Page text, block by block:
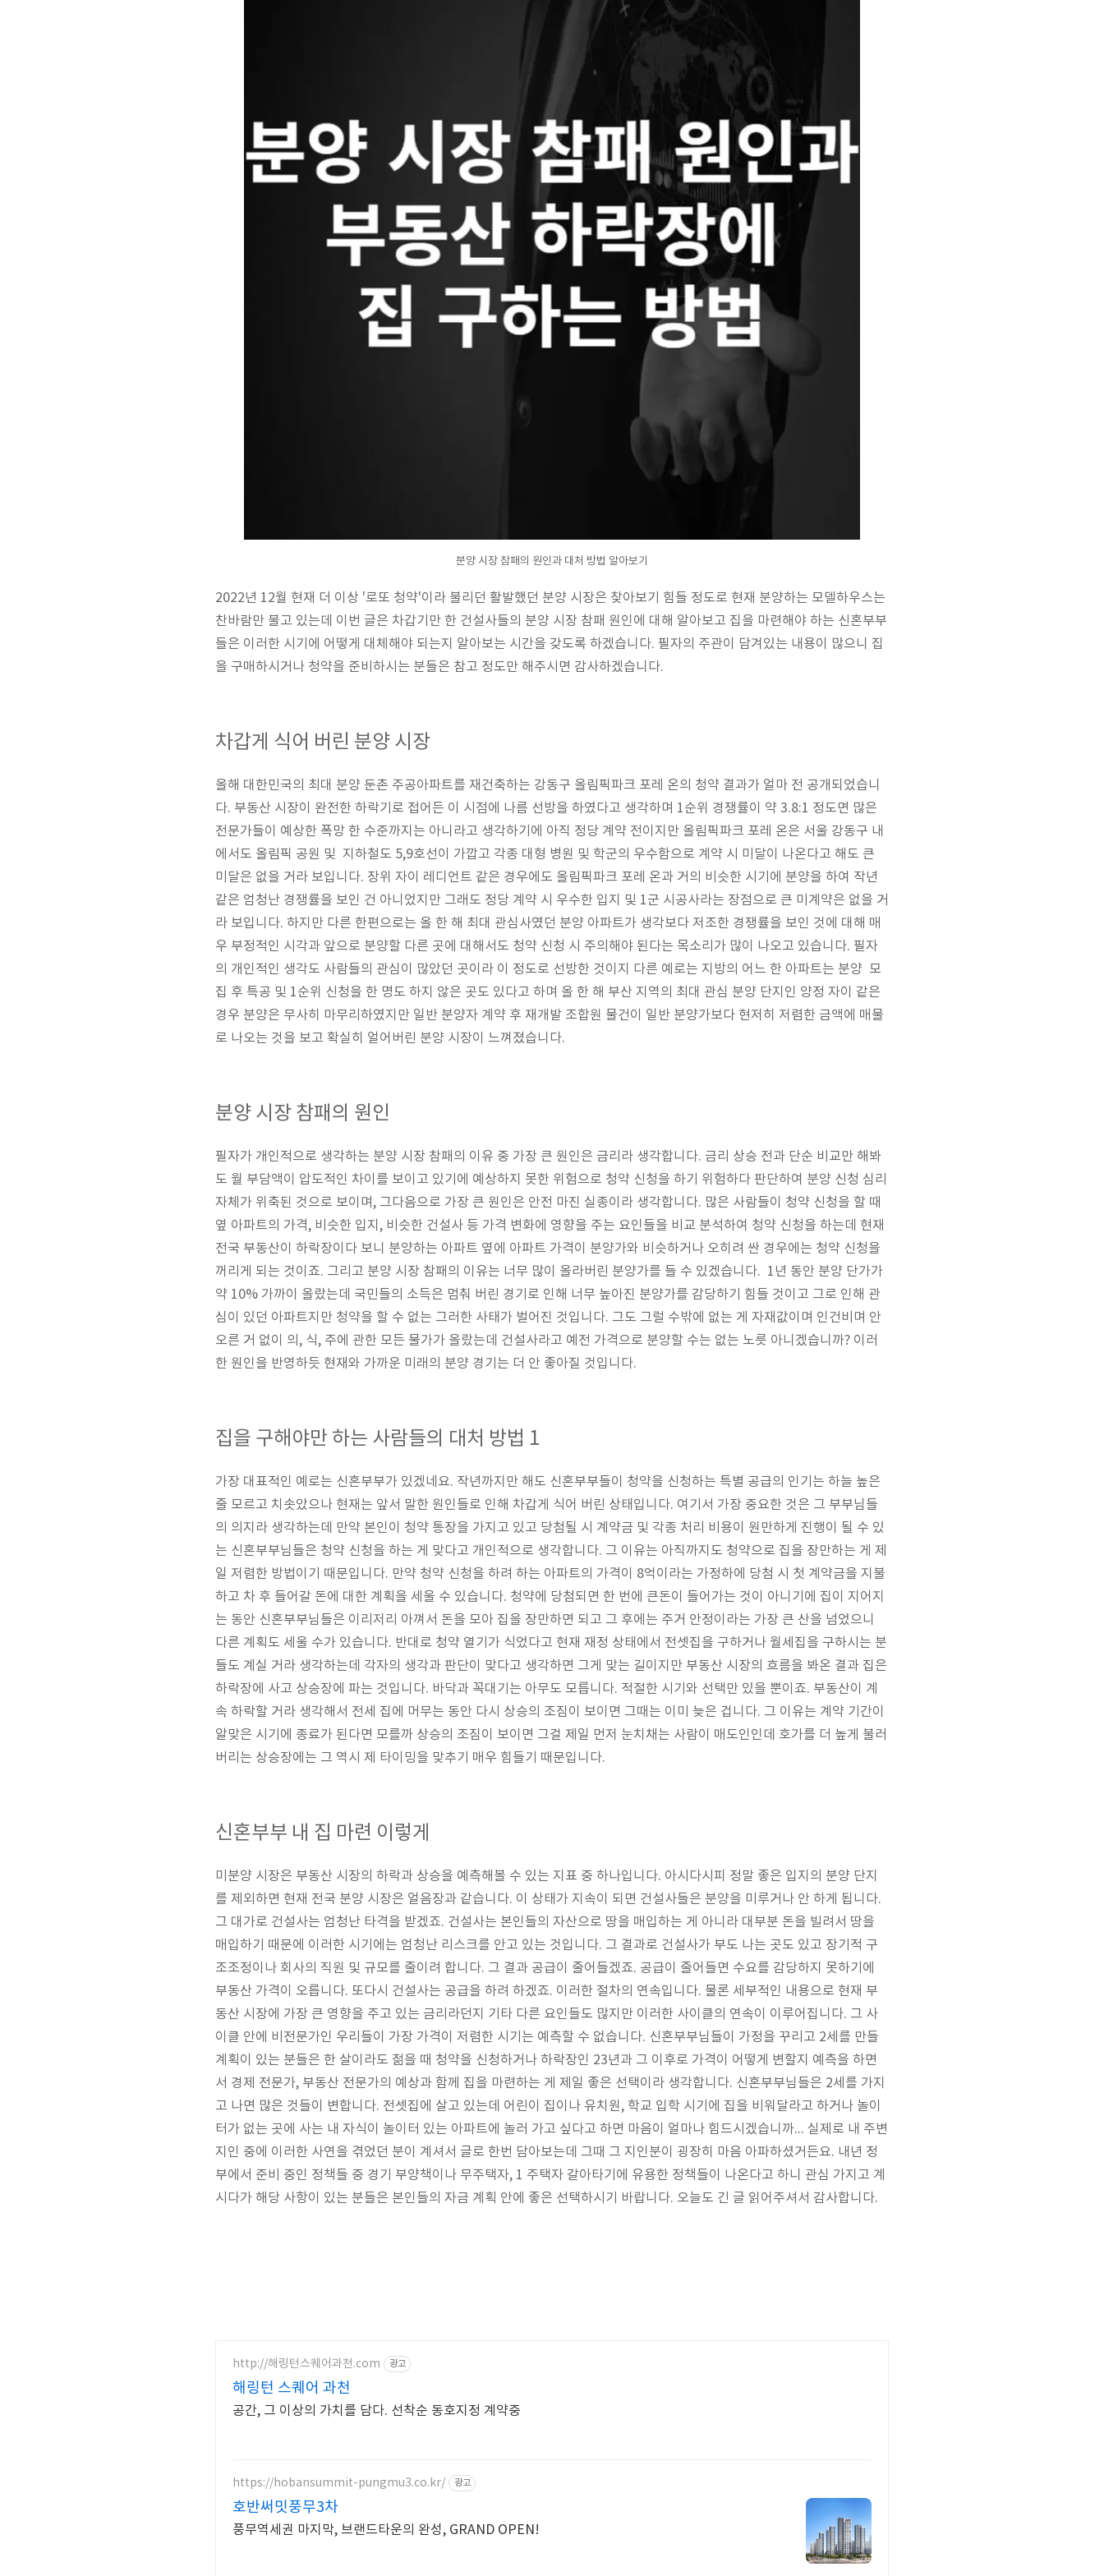
분양 시장 참패의 원인과 대처 방법 알아보기
2022년 12월 현재 더 이상 '로또 청약'이라 불리던 활발했던 분양 시장은 찾아보기 힘들 정도로 현재 분양하는 모델하우스는
찬바람만 불고 있는데 이번 글은 차갑기만 한 건설사들의 분양 시장 참패 원인에 대해 알아보고 집을 마련해야 하는 신혼부부
들은 이러한 시기에 어떻게 대체해야 되는지 알아보는 시간을 갖도록 하겠습니다. 필자의 주관이 담겨있는 내용이 많으니 집
을 구매하시거나 청약을 준비하시는 분들은 참고 정도만 해주시면 감사하겠습니다.
차갑게 식어 버린 분양 시장
올해 대한민국의 최대 분양 둔촌 주공아파트를 재건축하는 강동구 올림픽파크 포레 온의 청약 결과가 얼마 전 공개되었습니
다. 부동산 시장이 완전한 하락기로 접어든 이 시점에 나름 선방을 하였다고 생각하며 1순위 경쟁률이 약 3.8:1 정도면 많은
전문가들이 예상한 폭망 한 수준까지는 아니라고 생각하기에 아직 정당 계약 전이지만 올림픽파크 포레 온은 서울 강동구 내
에서도 올림픽 공원 및 지하철도 5,9호선이 가깝고 각종 대형 병원 및 학군의 우수함으로 계약 시 미달이 나온다고 해도 큰
미달은 없을 거라 보입니다. 장위 자이 레디언트 같은 경우에도 올림픽파크 포레 온과 거의 비슷한 시기에 분양을 하여 작년
같은 엄청난 경쟁률을 보인 건 아니었지만 그래도 정당 계약 시 우수한 입지 및 1군 시공사라는 장점으로 큰 미계약은 없을 거
라 보입니다. 하지만 다른 한편으로는 올 한 해 최대 관심사였던 분양 아파트가 생각보다 저조한 경쟁률을 보인 것에 대해 매
우 부정적인 시각과 앞으로 분양할 다른 곳에 대해서도 청약 신청 시 주의해야 된다는 목소리가 많이 나오고 있습니다. 필자
의 개인적인 생각도 사람들의 관심이 많았던 곳이라 이 정도로 선방한 것이지 다른 예로는 지방의 어느 한 아파트는 분양 모
집 후 특공 및 1순위 신청을 한 명도 하지 않은 곳도 있다고 하며 올 한 해 부산 지역의 최대 관심 분양 단지인 양정 자이 같은
경우 분양은 무사히 마무리하였지만 일반 분양자 계약 후 재개발 조합원 물건이 일반 분양가보다 현저히 저렴한 금액에 매물
로 나오는 것을 보고 확실히 얼어버린 분양 시장이 느껴졌습니다.
분양 시장 참패의 원인
필자가 개인적으로 생각하는 분양 시장 참패의 이유 중 가장 큰 원인은 금리라 생각합니다. 금리 상승 전과 단순 비교만 해봐
도 월 부담액이 압도적인 차이를 보이고 있기에 예상하지 못한 위험으로 청약 신청을 하기 위험하다 판단하여 분양 신청 심리
자체가 위축된 것으로 보이며, 그다음으로 가장 큰 원인은 안전 마진 실종이라 생각합니다. 많은 사람들이 청약 신청을 할 때
옆 아파트의 가격, 비슷한 입지, 비슷한 건설사 등 가격 변화에 영향을 주는 요인들을 비교 분석하여 청약 신청을 하는데 현재
전국 부동산이 하락장이다 보니 분양하는 아파트 옆에 아파트 가격이 분양가와 비슷하거나 오히려 싼 경우에는 청약 신청을
꺼리게 되는 것이죠. 그리고 분양 시장 참패의 이유는 너무 많이 올라버린 분양가를 들 수 있겠습니다. 1년 동안 분양 단가가
약 10% 가까이 올랐는데 국민들의 소득은 멈춰 버린 경기로 인해 너무 높아진 분양가를 감당하기 힘들 것이고 그로 인해 관
심이 있던 아파트지만 청약을 할 수 없는 그러한 사태가 벌어진 것입니다. 그도 그럴 수밖에 없는 게 자재값이며 인건비며 안
오른 거 없이 의, 식, 주에 관한 모든 물가가 올랐는데 건설사라고 예전 가격으로 분양할 수는 없는 노릇 아니겠습니까? 이러
한 원인을 반영하듯 현재와 가까운 미래의 분양 경기는 더 안 좋아질 것입니다.
집을 구해야만 하는 사람들의 대처 방법 1
가장 대표적인 예로는 신혼부부가 있겠네요. 작년까지만 해도 신혼부부들이 청약을 신청하는 특별 공급의 인기는 하늘 높은
줄 모르고 치솟았으나 현재는 앞서 말한 원인들로 인해 차갑게 식어 버린 상태입니다. 여기서 가장 중요한 것은 그 부부님들
의 의지라 생각하는데 만약 본인이 청약 통장을 가지고 있고 당첨될 시 계약금 및 각종 처리 비용이 원만하게 진행이 될 수 있
는 신혼부부님들은 청약 신청을 하는 게 맞다고 개인적으로 생각합니다. 그 이유는 아직까지도 청약으로 집을 장만하는 게 제
일 저렴한 방법이기 때문입니다. 만약 청약 신청을 하려 하는 아파트의 가격이 8억이라는 가정하에 당첨 시 첫 계약금을 지불
하고 차 후 들어갈 돈에 대한 계획을 세울 수 있습니다. 청약에 당첨되면 한 번에 큰돈이 들어가는 것이 아니기에 집이 지어지
는 동안 신혼부부님들은 이리저리 아껴서 돈을 모아 집을 장만하면 되고 그 후에는 주거 안정이라는 가장 큰 산을 넘었으니
다른 계획도 세울 수가 있습니다. 반대로 청약 열기가 식었다고 현재 재정 상태에서 전셋집을 구하거나 월세집을 구하시는 분
들도 계실 거라 생각하는데 각자의 생각과 판단이 맞다고 생각하면 그게 맞는 길이지만 부동산 시장의 흐름을 봐온 결과 집은
하락장에 사고 상승장에 파는 것입니다. 바닥과 꼭대기는 아무도 모릅니다. 적절한 시기와 선택만 있을 뿐이죠. 부동산이 계
속 하락할 거라 생각해서 전세 집에 머무는 동안 다시 상승의 조짐이 보이면 그때는 이미 늦은 겁니다. 그 이유는 계약 기간이
알맞은 시기에 종료가 된다면 모를까 상승의 조짐이 보이면 그걸 제일 먼저 눈치채는 사람이 매도인인데 호가를 더 높게 불러
버리는 상승장에는 그 역시 제 타이밍을 맞추기 매우 힘들기 때문입니다.
신혼부부 내 집 마련 이렇게
미분양 시장은 부동산 시장의 하락과 상승을 예측해볼 수 있는 지표 중 하나입니다. 아시다시피 정말 좋은 입지의 분양 단지
를 제외하면 현재 전국 분양 시장은 얼음장과 같습니다. 이 상태가 지속이 되면 건설사들은 분양을 미루거나 안 하게 됩니다.
그 대가로 건설사는 엄청난 타격을 받겠죠. 건설사는 본인들의 자산으로 땅을 매입하는 게 아니라 대부분 돈을 빌려서 땅을
매입하기 때문에 이러한 시기에는 엄청난 리스크를 안고 있는 것입니다. 그 결과로 건설사가 부도 나는 곳도 있고 장기적 구
조조정이나 회사의 직원 및 규모를 줄이려 합니다. 그 결과 공급이 줄어들겠죠. 공급이 줄어들면 수요를 감당하지 못하기에
부동산 가격이 오릅니다. 또다시 건설사는 공급을 하려 하겠죠. 이러한 절차의 연속입니다. 물론 세부적인 내용으로 현재 부
동산 시장에 가장 큰 영향을 주고 있는 금리라던지 기타 다른 요인들도 많지만 이러한 사이클의 연속이 이루어집니다. 그 사
이클 안에 비전문가인 우리들이 가장 가격이 저렴한 시기는 예측할 수 없습니다. 신혼부부님들이 가정을 꾸리고 2세를 만들
계획이 있는 분들은 한 살이라도 젊을 때 청약을 신청하거나 하락장인 23년과 그 이후로 가격이 어떻게 변할지 예측을 하면
서 경제 전문가, 부동산 전문가의 예상과 함께 집을 마련하는 게 제일 좋은 선택이라 생각합니다. 신혼부부님들은 2세를 가지
고 나면 많은 것들이 변합니다. 전셋집에 살고 있는데 어린이 집이나 유치원, 학교 입학 시기에 집을 비워달라고 하거나 놀이
터가 없는 곳에 사는 내 자식이 놀이터 있는 아파트에 놀러 가고 싶다고 하면 마음이 얼마나 힘드시겠습니까... 실제로 내 주변
지인 중에 이러한 사연을 겪었던 분이 계셔서 글로 한번 담아보는데 그때 그 지인분이 굉장히 마음 아파하셨거든요. 내년 정
부에서 준비 중인 정책들 중 경기 부양책이나 무주택자, 1 주택자 갈아타기에 유용한 정책들이 나온다고 하니 관심 가지고 계
시다가 해당 사항이 있는 분들은 본인들의 자금 계획 안에 좋은 선택하시기 바랍니다. 오늘도 긴 글 읽어주셔서 감사합니다.
http://해링턴스퀘어과천.com 광고
해링턴 스퀘어 과천
공간, 그 이상의 가치를 담다. 선착순 동호지정 계약중
https://hobansummit-pungmu3.co.kr/ 광고
호반써밋풍무3차
풍무역세권 마지막, 브랜드타운의 완성, GRAND OPEN!